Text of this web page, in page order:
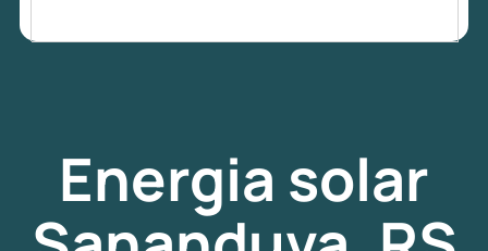
Energia solar